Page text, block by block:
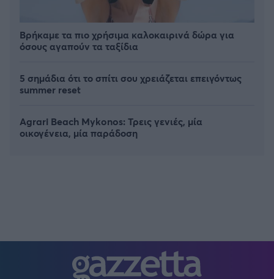
Βρήκαμε τα πιο χρήσιμα καλοκαιρινά δώρα για
όσους αγαπούν τα ταξίδια
5 σημάδια ότι το σπίτι σου χρειάζεται επειγόντως
summer reset
Agrari Beach Mykonos: Τρεις γενιές, μία
οικογένεια, μία παράδοση